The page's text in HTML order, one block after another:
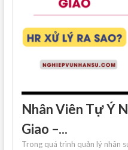
Nhân Viên Tự Ý
Giao –...
Trong quá trình quản lý nhân